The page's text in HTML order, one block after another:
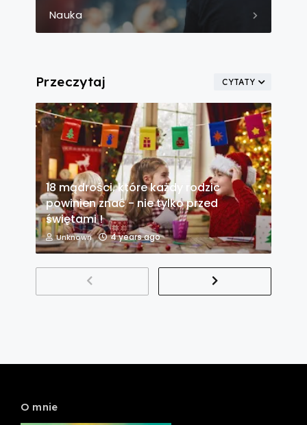
Nauka
CYTATY
Przeczytaj
18 mądrości, które każdy rodzic
powinien znać - nie tylko przed
świętami !
Unknown 4 years ago
O mnie